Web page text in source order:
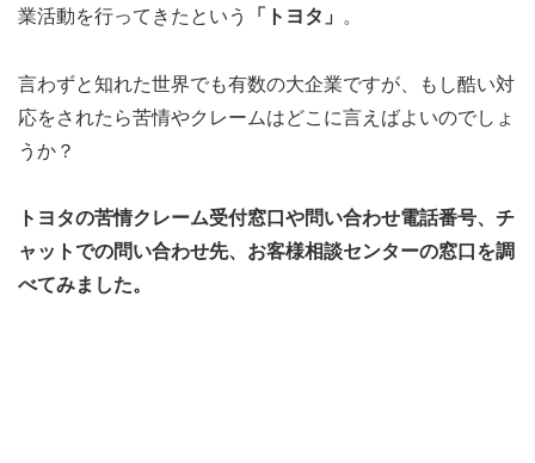
業活動を行ってきたという
「トヨタ」 。
言わずと知れた世界でも有数の大企業ですが、もし酷い対
応をされたら苦情やクレームはどこに言えばよいのでしょ
うか？
トヨタの苦情クレーム受付窓口や問い合わせ電話番号、チ
ャットでの問い合わせ先、お客様相談センターの窓口を調
べてみました。